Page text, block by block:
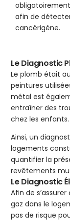
afin de
cancérigène.
Le Diagnostic
Le plomb était
peintures
métal est
entraîner des
chez les enfants.
Ainsi, un
logements
quantifier la
revêtements
Le Diagnostic
Afin de
gaz dans le
pas de risque